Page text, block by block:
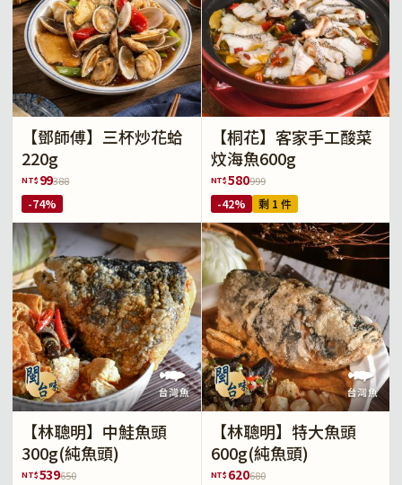
【鄧師傅】三杯炒花蛤
220g
NT$ 99388
-74%
【桐花】客家手工酸菜
炆海魚600g
NT$580999
-42% 剩 1 件
【林聰明】中鮭魚頭
300g(純魚頭)
NT$539650
【林聰明】特大魚頭
600g(純魚頭)
NT$ 620680